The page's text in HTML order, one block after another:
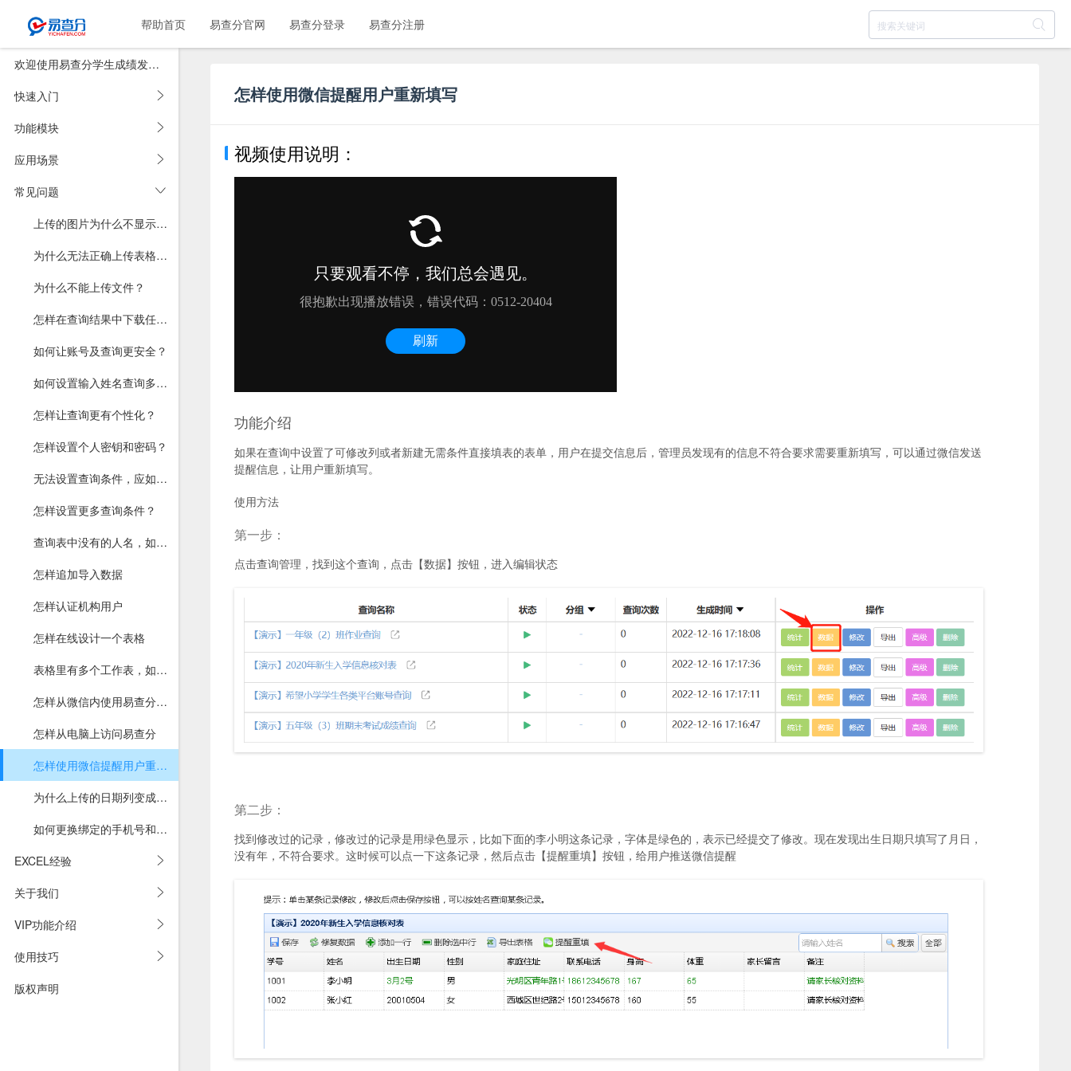
帮助首页 易查分官网 易查分登录 易查分注册
欢迎使用易查分学生成绩发布系统
快速入门
功能模块
应用场景
常见问题
上传的图片为什么不显示在查询结果里？
为什么无法正确上传表格？为什么上传表格后数据有缺失？
为什么不能上传文件？
怎样在查询结果中下载任意类型文件？
如何让账号及查询更安全？
如何设置输入姓名查询多次成绩或工资？
怎样让查询更有个性化？
怎样设置个人密钥和密码？
无法设置查询条件，应如何解决？
怎样设置更多查询条件？
查询表中没有的人名，如何让他知道？
怎样追加导入数据
怎样认证机构用户
怎样在线设计一个表格
表格里有多个工作表，如何上传？
怎样从微信内使用易查分教师版
怎样从电脑上访问易查分
怎样使用微信提醒用户重新填写
为什么上传的日期列变成了数字
如何更换绑定的手机号和微信号
EXCEL经验
关于我们
VIP功能介绍
使用技巧
版权声明
怎样使用微信提醒用户重新填写
视频使用说明：
功能介绍
如果在查询中设置了可修改列或者新建无需条件直接填表的表单，用户在提交信息后，管理员发现有的信息不符合要求需要重新填写，可以通过微信发送
提醒信息，让用户重新填写。
使用方法
第一步：
点击查询管理，找到这个查询，点击【数据】按钮，进入编辑状态
第二步：
找到修改过的记录，修改过的记录是用绿色显示，比如下面的李小明这条记录，字体是绿色的，表示已经提交了修改。现在发现出生日期只填写了月日，
没有年，不符合要求。这时候可以点一下这条记录，然后点击【提醒重填】按钮，给用户推送微信提醒